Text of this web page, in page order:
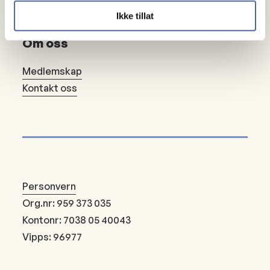
Ikke tillat
Bli fast giver
Om oss
Medlemskap
Kontakt oss
Personvern
Org.nr: 959 373 035
Kontonr: 7038 05 40043
Vipps: 96977